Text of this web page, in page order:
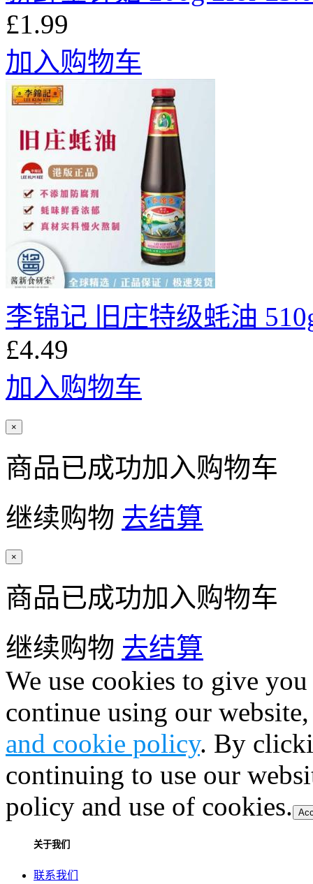
£1.99
加入购物车
李锦记 旧庄特级蚝油
£4.49
加入购物车
×
商品已成功加入购物车
继续购物 去结算
×
商品已成功加入购物车
继续购物 去结算
We use cookies to give
continue using our
and cookie policy. By
continuing to use our
policy and use of cookies.
关于我们
联系我们